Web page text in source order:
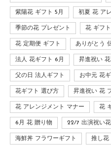
紫陽花 ギフト 5月 初夏 花 ア
季節の花 プレゼント 花 ギフ
花 定期便 ギフト ありがとう
法人 花ギフト 6月 昇進祝い 花
父の日 法人ギフト お中元 花ギ
花ギフト 選び方 昇進祝い 花
花 アレンジメント マナー 花
6月 花 贈り物 22/7 出演祝い花
海鮮丼 フラワーギフト 推し花